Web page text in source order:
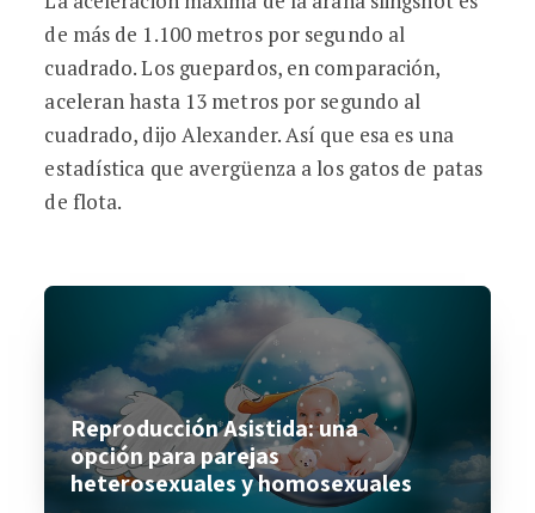
de más de 1.100 metros por segundo al
cuadrado. Los guepardos, en comparación,
aceleran hasta 13 metros por segundo al
cuadrado, dijo Alexander. Así que esa es una
estadística que avergüenza a los gatos de patas
de flota.
Reproducción Asistida: una
opción para parejas
heterosexuales y homosexuales